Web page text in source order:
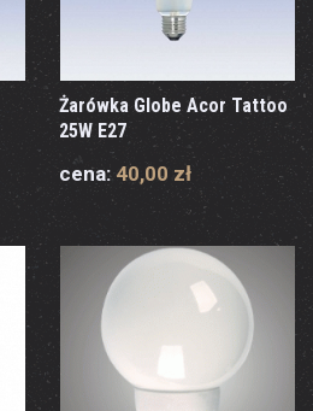
Żarówka Globe Acor Tattoo
25W E27
cena: 40,00 zł